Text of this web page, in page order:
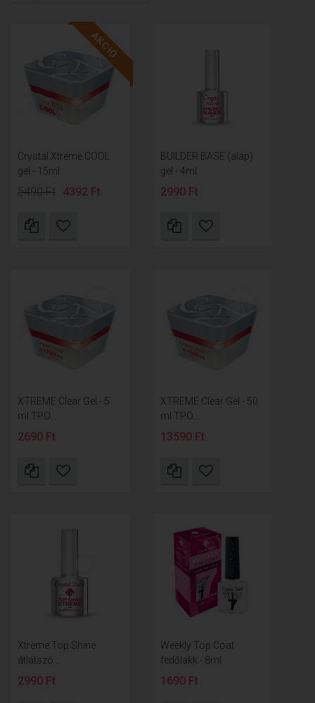
AKCIÓ
Crystal Xtreme COOL
gel - 15ml
5490 Ft 4392 Ft
BUILDER BASE (alap)
gel - 4ml
2990 Ft
XTREME Clear Gel - 5
ml TPO...
2690 Ft
XTREME Clear Gel - 50
ml TPO...
13590 Ft
Xtreme Top Shine
átlátszó...
2990 Ft
Weekly Top Coat
fedőlakk - 8ml
1690 Ft